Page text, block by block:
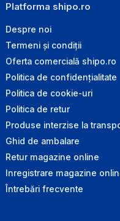
Platforma shipo.ro
Despre noi
Termeni și condiții
Oferta comercială shipo.ro
Politica de confidențialitate
Politica de cookie-uri
Politica de retur
Produse interzise la
Ghid de ambalare
Retur magazine online
Inregistrare magazine
Întrebări frecvente